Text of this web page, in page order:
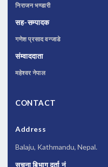
निराजन भण्डारी
सह-सम्पादक
गणेश प्रसाद वन्जाडे
संम्वाददाता
महेश्वर नेपाल
CONTACT
Address
Balaju, Kathmandu, Nepal.
सूचना बिभाग दर्ता नं